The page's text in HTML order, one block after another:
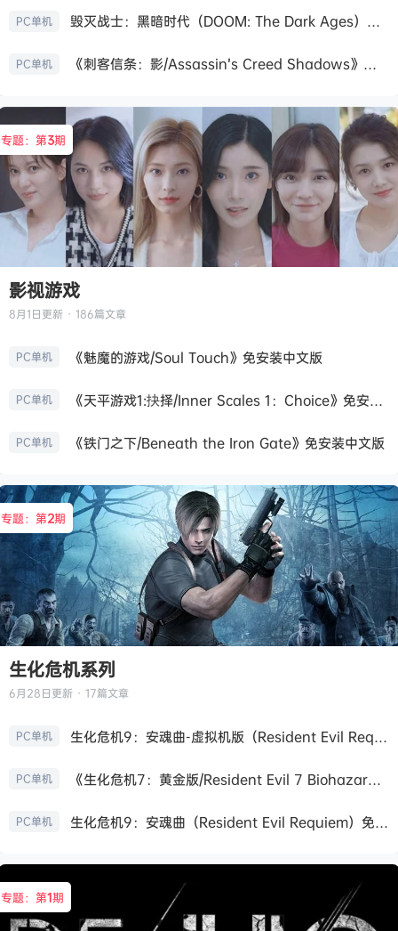
PC单机 毁灭战士：黑暗时代（DOOM: The Dark Ages）免安装中文版
PC单机 《刺客信条：影/Assassin’s Creed Shadows》免安装版，非虚拟机
专题：第3期
影视游戏
8月1日更新 · 186篇文章
PC单机 《魅魔的游戏/Soul Touch》免安装中文版
PC单机 《天平游戏1:抉择/Inner Scales 1：Choice》免安装中文版
PC单机 《铁门之下/Beneath the Iron Gate》免安装中文版
专题：第2期
生化危机系列
6月28日更新 · 17篇文章
PC单机 生化危机9：安魂曲-虚拟机版（Resident Evil Requiem HYPERVISOR）免安装中文版
PC单机 《生化危机7：黄金版/Resident Evil 7 Biohazard》免安装中文版
PC单机 生化危机9：安魂曲（Resident Evil Requiem）免安装中文版
专题：第1期